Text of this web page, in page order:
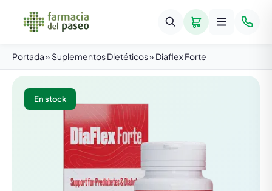
Portada» Suplementos Dietéticos» Diaflex Forte
En stock